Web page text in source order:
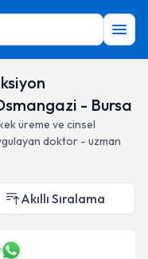
- Bursa
üreme ve cinsel
doktor - uzman
Akıllı Sıralama